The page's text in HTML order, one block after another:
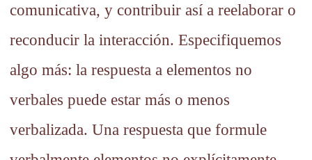
comunicativa, y contribuir así a reelaborar o
reconducir la interacción. Especifiquemos
algo más: la respuesta a elementos no
verbales puede estar más o menos
verbalizada. Una respuesta que formule